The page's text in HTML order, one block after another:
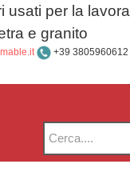
usati per la
e granito
+39 3805960612
MENU